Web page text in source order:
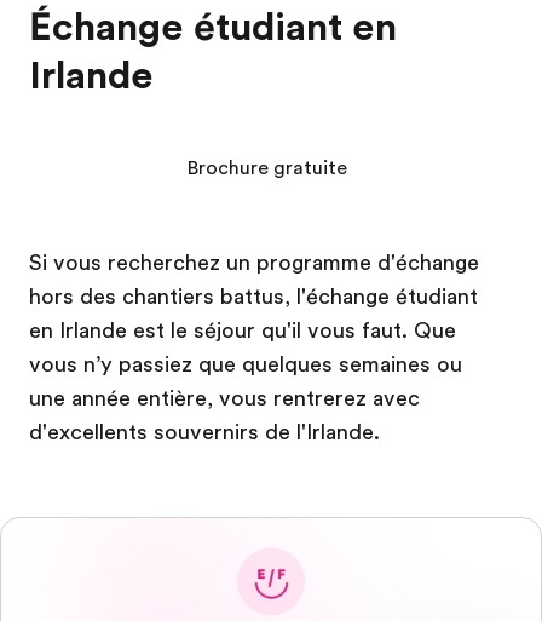
Échange étudiant en
Irlande
Si vous recherchez un programme d'échange
hors des chantiers battus, l'échange étudiant
en Irlande est le séjour qu'il vous faut. Que
vous n’y passiez que quelques semaines ou
une année entière, vous rentrerez avec
d'excellents souvernirs de l'Irlande.
Brochure gratuite